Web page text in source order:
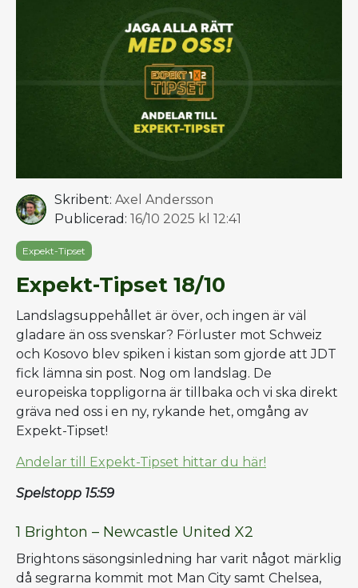
Skribent: Axel Andersson
Publicerad: 16/10 2025 kl 12:41
Expekt-Tipset
Expekt-Tipset 18/10
Landslagsuppehållet är över, och ingen är väl
gladare än oss svenskar? Förluster mot Schweiz
och Kosovo blev spiken i kistan som gjorde att JDT
fick lämna sin post. Nog om landslag. De
europeiska toppligorna är tillbaka och vi ska direkt
gräva ned oss i en ny, rykande het, omgång av
Expekt-Tipset!
Andelar till Expekt-Tipset hittar du här!
Spelstopp 15:59
1 Brighton – Newcastle United X2
Brightons säsongsinledning har varit något märklig
då segrarna kommit mot Man City samt Chelsea,